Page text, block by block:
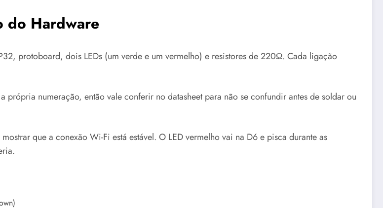
do Hardware
protoboard, dois LEDs (um verde e um vermelho) e resistores de 220Ω. Cada ligação
numeração, então vale conferir no datasheet para não se confundir antes de soldar ou
que a conexão Wi-Fi está estável. O LED vermelho vai na D6 e pisca durante as